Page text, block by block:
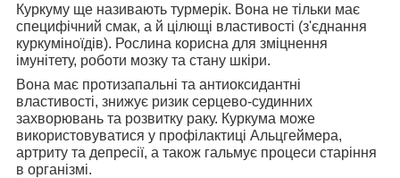
Куркуму ще називають турмерік. Вона не тільки має
специфічний смак, а й цілющі властивості (з'єднання
куркуміноїдів). Рослина корисна для зміцнення
імунітету, роботи мозку та стану шкіри.
Вона має протизапальні та антиоксидантні
властивості, знижує ризик серцево-судинних
захворювань та розвитку раку. Куркума може
використовуватися у профілактиці Альцгеймера,
артриту та депресії, а також гальмує процеси старіння
в організмі.